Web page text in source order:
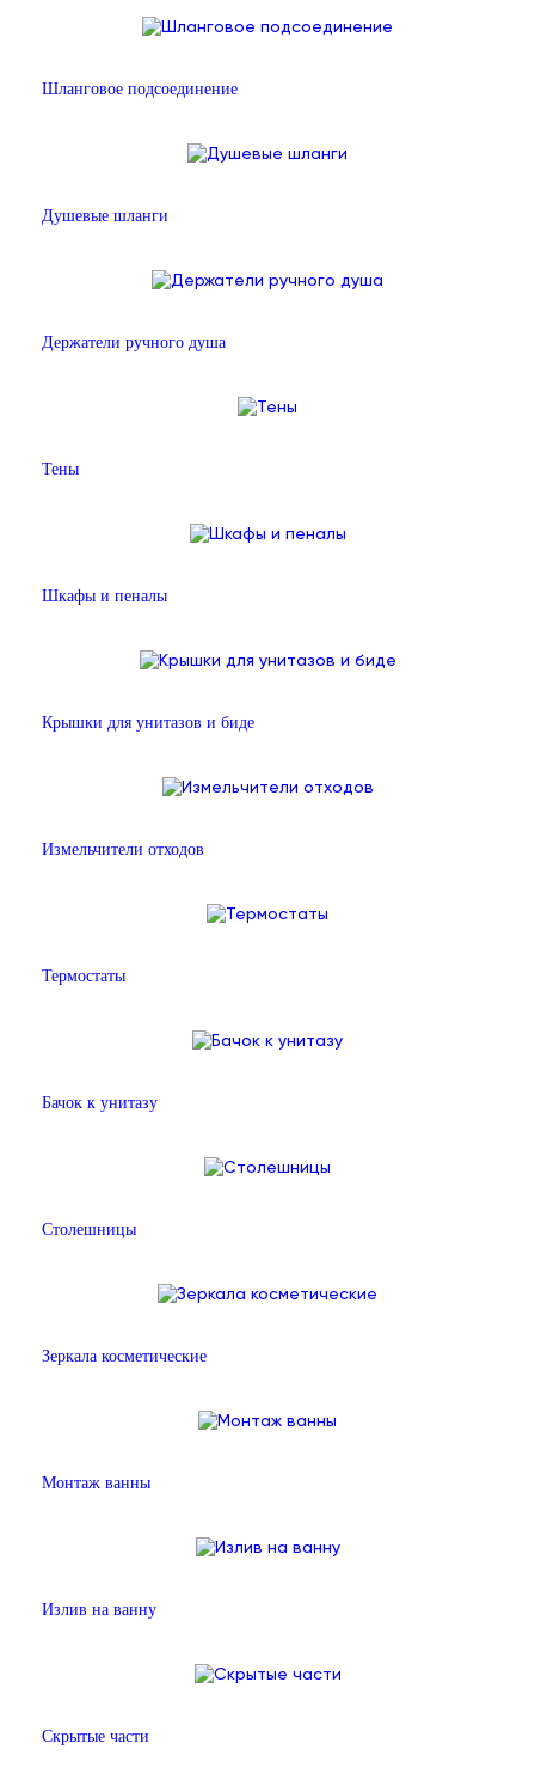
Шланговое подсоединение
Душевые шланги
Держатели ручного душа
Тены
Шкафы и пеналы
Крышки для унитазов и биде
Измельчители отходов
Термостаты
Бачок к унитазу
Столешницы
Зеркала косметические
Монтаж ванны
Излив на ванну
Скрытые части